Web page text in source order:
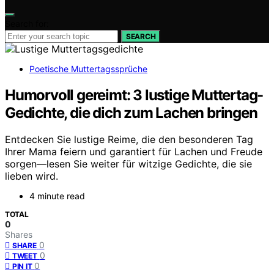
SEARCH
Poetische Muttertagssprüche
Humorvoll gereimt: 3 lustige Muttertag-
Gedichte, die dich zum Lachen bringen
Entdecken Sie lustige Reime, die den besonderen Tag
Ihrer Mama feiern und garantiert für Lachen und Freude
sorgen—lesen Sie weiter für witzige Gedichte, die sie
lieben wird.
4 minute read
TOTAL
0
Shares
SHARE 0
TWEET 0
PIN IT 0